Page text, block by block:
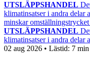
UTSLÄPPSHANDEL
klimatinsatser i andra delar
minskar
UTSLÄPPSHANDEL
klimatinsatser i andra delar
02 aug 2026 • Lästid: 7 min